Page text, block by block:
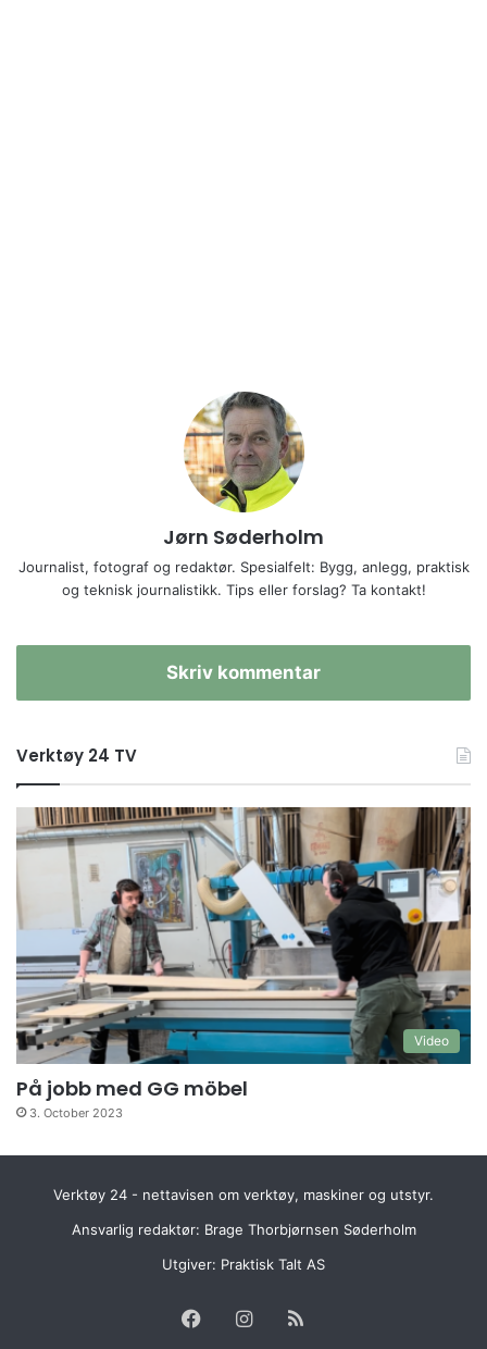
Jørn Søderholm
Journalist, fotograf og redaktør. Spesialfelt: Bygg, anlegg, praktisk
og teknisk journalistikk. Tips eller forslag? Ta kontakt!
Skriv kommentar
Verktøy 24 TV
Video
På jobb med GG möbel
3. October 2023
Verktøy 24 - nettavisen om verktøy, maskiner og utstyr.
Ansvarlig redaktør: Brage Thorbjørnsen Søderholm
Utgiver: Praktisk Talt AS
FacebookInstagram
RSS